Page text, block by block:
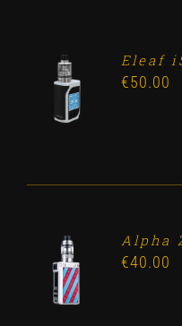
ADD TO
CART
/
DETALLES
Eleaf
€50.00
ADD TO
CART
/
DETALLES
Alpha
€40.00